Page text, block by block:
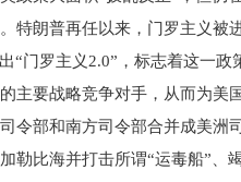
特朗普再任以来，门罗主义被
“门罗主义2.0”，标志着这一
主要战略竞争对手，从而为
令部和南方司令部合并成美洲
勒比海并打击所谓“运毒船”